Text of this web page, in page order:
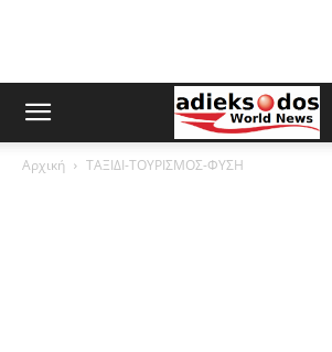
Αρχική ΤΑΞΙΔΙ-ΤΟΥΡΙΣΜΟΣ-ΦΥΣΗ